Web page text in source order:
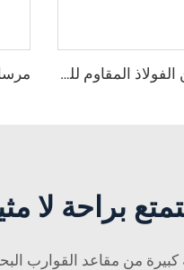
مرساة سفينة نمط Delta رسو من الفولاذ المقاوم للصدأ من الدرجة البحرية 316
براحة لا
من مقاعد القوارب